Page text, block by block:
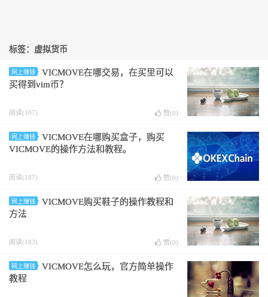
标签：虚拟货币
网上赚钱
VICMOVE在哪交易，在买里可以
买得到vim币？
阅读(197) 赞(0)
网上赚钱
VICMOVE在哪购买盒子，购买
VICMOVE的操作方法和教程。
阅读(187) 赞(0)
网上赚钱
VICMOVE购买鞋子的操作教程和
方法
阅读(183) 赞(0)
网上赚钱
VICMOVE怎么玩，官方简单操作
教程